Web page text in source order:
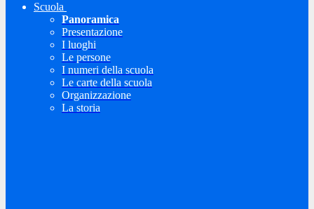
Scuola
Panoramica
Presentazione
I luoghi
Le persone
I numeri della scuola
Le carte della scuola
Organizzazione
La storia